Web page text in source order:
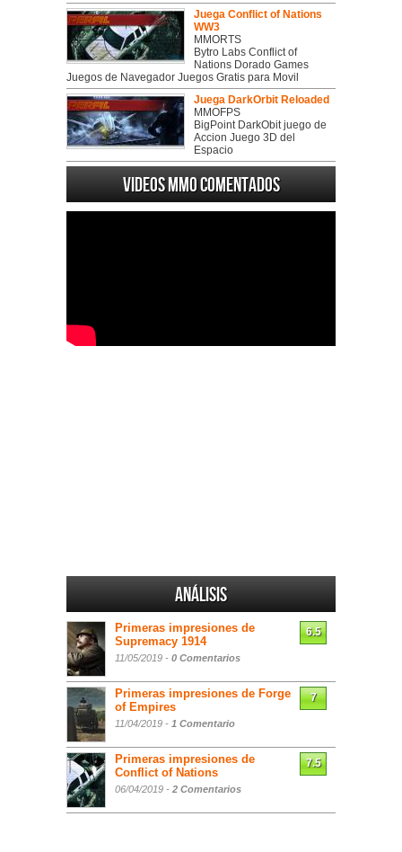
Juega Conflict of Nations
WW3
MMORTS
Bytro Labs Conflict of
Nations Dorado Games
Juegos de Navegador Juegos Gratis para Movil
Juega DarkOrbit Reloaded
MMOFPS
BigPoint DarkObit juego de
Accion Juego 3D del
Espacio
Videos MMO Comentados
Análisis
Primeras impresiones de
Supremacy 1914
11/05/2019 - 0 Comentarios
6.5
Primeras impresiones de Forge
of Empires
11/04/2019 - 1 Comentario
7
Primeras impresiones de
Conflict of Nations
06/04/2019 - 2 Comentarios
7.5